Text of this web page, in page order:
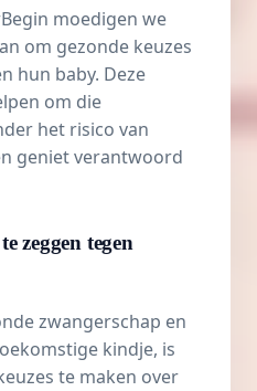
moedigen we
om gezonde keuzes
hun baby. Deze
om die
het risico van
geniet verantwoord
zeggen tegen
zwangerschap en
kindje, is
te maken over